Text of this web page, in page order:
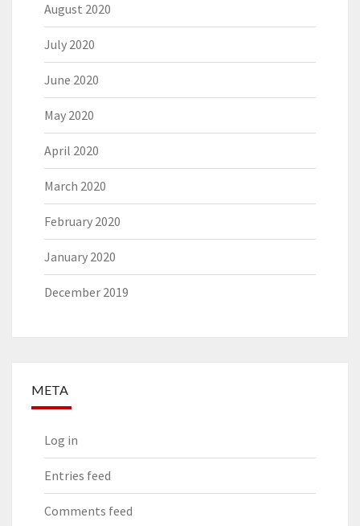
August 2020
July 2020
June 2020
May 2020
April 2020
March 2020
February 2020
January 2020
December 2019
META
Log in
Entries feed
Comments feed